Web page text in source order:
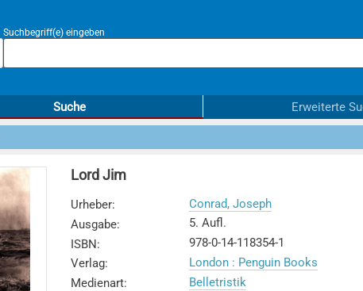
Suchbegriff(e) eingeben
Suche Erweiterte
Lord Jim
Urheber:
Conrad, Joseph
Ausgabe:
5. Aufl.
ISBN:
978-0-14-118354-1
Verlag:
London : Penguin Books
Medienart:
Belletristik